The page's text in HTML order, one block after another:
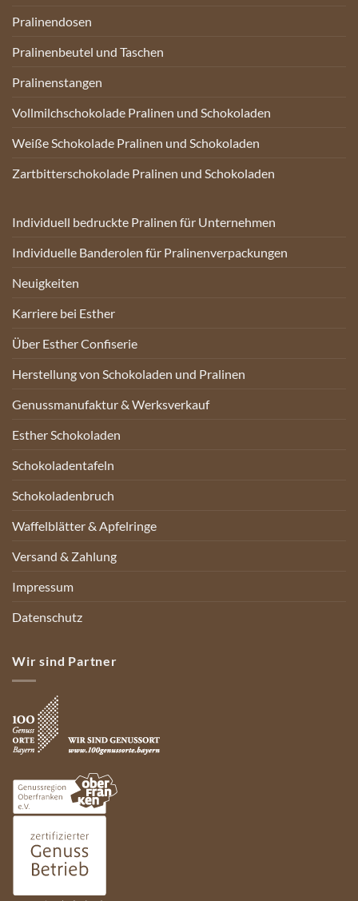
Pralinendosen
Pralinenbeutel und Taschen
Pralinenstangen
Vollmilchschokolade Pralinen und Schokoladen
Weiße Schokolade Pralinen und Schokoladen
Zartbitterschokolade Pralinen und Schokoladen
Individuell bedruckte Pralinen für Unternehmen
Individuelle Banderolen für Pralinenverpackungen
Neuigkeiten
Karriere bei Esther
Über Esther Confiserie
Herstellung von Schokoladen und Pralinen
Genussmanufaktur & Werksverkauf
Esther Schokoladen
Schokoladentafeln
Schokoladenbruch
Waffelblätter & Apfelringe
Versand & Zahlung
Impressum
Datenschutz
Wir sind Partner